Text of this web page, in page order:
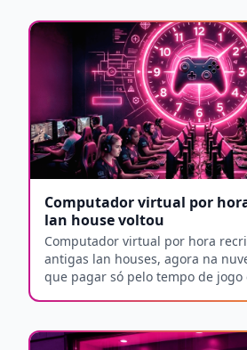
Computador virtual por
lan house voltou
Computador virtual por hora
antigas lan houses, agora na
que pagar só pelo tempo de jogo